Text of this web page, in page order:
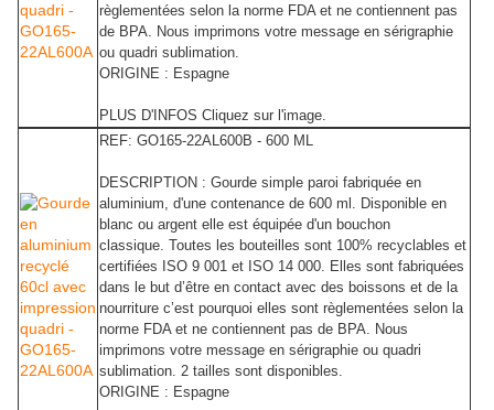
règlementées selon la norme FDA et ne contiennent pas
de BPA. Nous imprimons votre message en sérigraphie
ou quadri sublimation.
ORIGINE : Espagne
PLUS D'INFOS Cliquez sur l'image.
REF: GO165-22AL600B - 600 ML
DESCRIPTION : Gourde simple paroi fabriquée en
aluminium, d'une contenance de 600 ml. Disponible en
blanc ou argent elle est équipée d'un bouchon
classique. Toutes les bouteilles sont 100% recyclables et
certifiées ISO 9 001 et ISO 14 000. Elles sont fabriquées
dans le but d’être en contact avec des boissons et de la
nourriture c’est pourquoi elles sont règlementées selon la
norme FDA et ne contiennent pas de BPA. Nous
imprimons votre message en sérigraphie ou quadri
sublimation. 2 tailles sont disponibles.
ORIGINE : Espagne